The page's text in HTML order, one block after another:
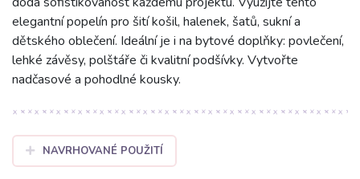
elegantní popelín pro šití košil, halenek, šatů, sukní a
dětského oblečení. Ideální je i na bytové doplňky: povlečení,
lehké závěsy, polštáře či kvalitní podšívky. Vytvořte
nadčasové a pohodlné kousky.
NAVRHOVANÉ POUŽITÍ